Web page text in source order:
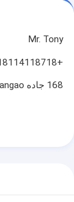
Mr. Tony
+8618114118718
168 جاده Qiangao، ناحیه Liangxi، Wuxi، چین